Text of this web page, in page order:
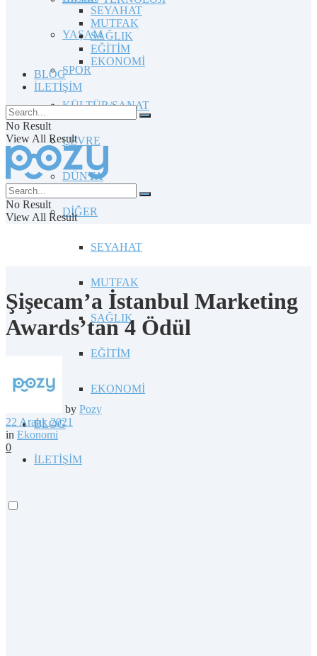
YAŞAM
SPOR
KÜLTÜR/SANAT
ÇEVRE
DÜNYA
DİĞER
SEYAHAT
MUTFAK
SAĞLIK
EĞİTİM
EKONOMİ
BLOG
İLETİŞİM
SEYAHAT
MUTFAK
SAĞLIK
EĞİTİM
EKONOMİ
BLOG
İLETİŞİM
No Result
View All Result
No Result
View All Result
Şişecam’a İstanbul Marketing
Awards’tan 4 Ödül
by Pozy
22 Aralık 2021
in Ekonomi
0